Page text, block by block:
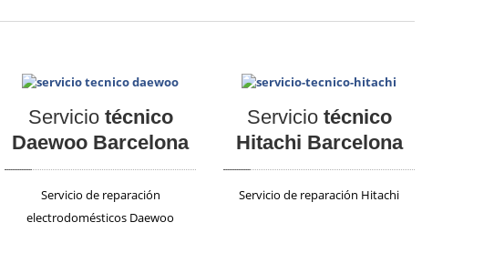
Serviciotécnico
Daewoo Barcelona
Servicio de reparación
electrodomésticos Daewoo
Serviciotécnico
Hitachi Barcelona
Servicio de reparación Hitachi